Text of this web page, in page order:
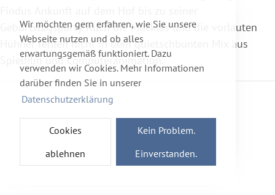
Wir möchten gern erfahren, wie Sie unsere
Webseite nutzen und ob alles
erwartungsgemäß funktioniert. Dazu
verwenden wir Cookies. Mehr Informationen
darüber finden Sie in unserer
Datenschutzerklärung
Cookies
ablehnen
Kein Problem.
Einverstanden.
Geburtstagsparty. Auch die Mucklas und die vorlauten
Hühner fehlen nicht in dem quietschbunten Mix aus
Spielfilm und Computeranimation.